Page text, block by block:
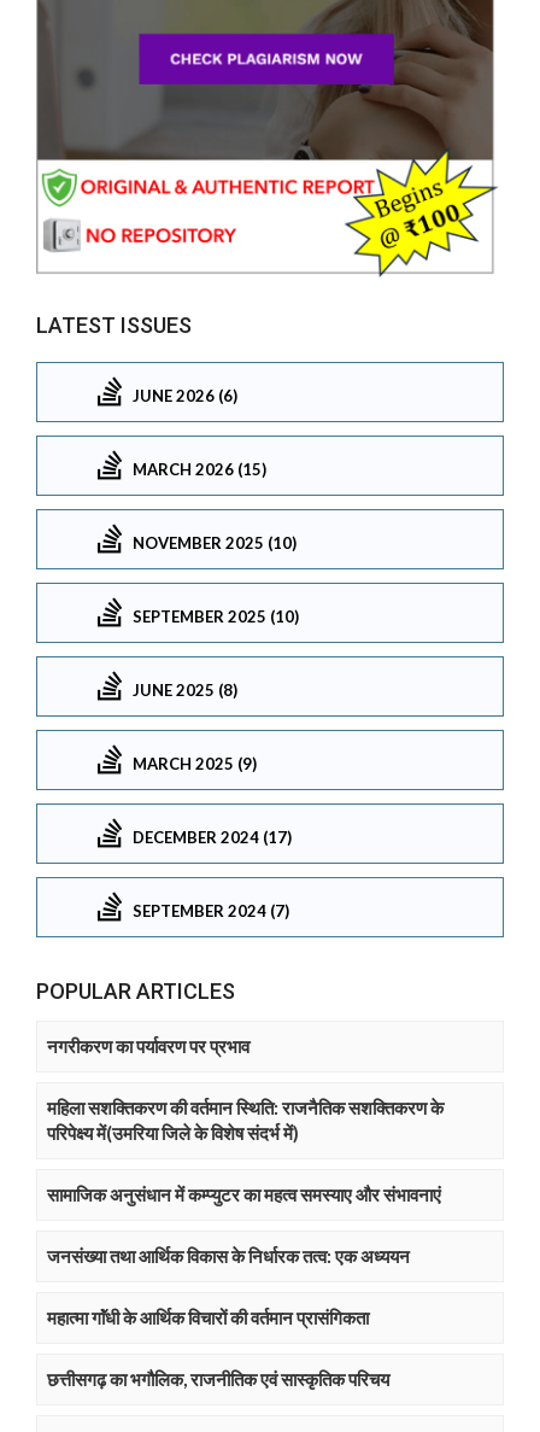
LATEST ISSUES
JUNE 2026 (6)
MARCH 2026 (15)
NOVEMBER 2025 (10)
SEPTEMBER 2025 (10)
JUNE 2025 (8)
MARCH 2025 (9)
DECEMBER 2024 (17)
SEPTEMBER 2024 (7)
POPULAR ARTICLES
नगरीकरण का पर्यावरण पर प्रभाव
महिला सशक्तिकरण की वर्तमान स्थिति: राजनैतिक सशक्तिकरण के
परिपेक्ष्य में(उमरिया जिले के विशेष संदर्भ में)
सामाजिक अनुसंधान में कम्प्युटर का महत्व समस्याए और संभावनाएं
जनसंख्या तथा आर्थिक विकास के निर्धारक तत्व: एक अध्ययन
महात्मा गाॅंधी के आर्थिक विचारों की वर्तमान प्रासंगिकता
छत्तीसगढ़ का भगौलिक, राजनीतिक एवं सास्कृतिक परिचय